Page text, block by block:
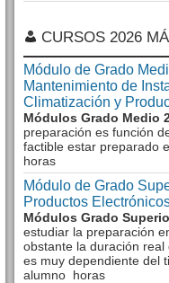
CURSOS 2026
Módulo de Grado
Mantenimiento de
Climatización y
Módulos Grado Medio
preparación es función
factible estar preparado
horas
Módulo de Grado
Productos
Módulos Grado
estudiar la preparación
obstante la duración
es muy dependiente del
alumno horas